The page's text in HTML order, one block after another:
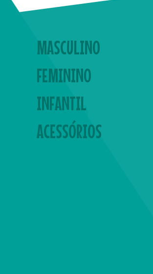
MASCULINO
FEMININO
INFANTIL
ACESSÓRIOS